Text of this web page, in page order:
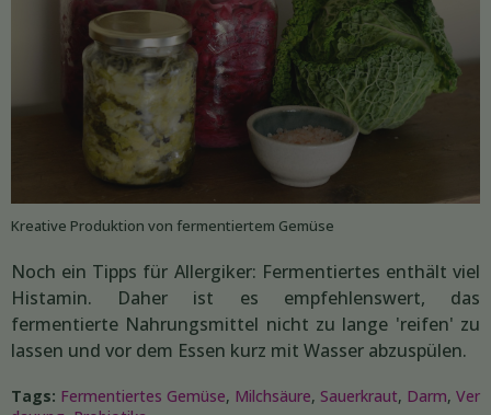
Kreative Produktion von fermentiertem Gemüse
Noch ein Tipps für Allergiker: Fermentiertes enthält viel
Histamin. Daher ist es empfehlenswert, das
fermentierte Nahrungsmittel nicht zu lange 'reifen' zu
lassen und vor dem Essen kurz mit Wasser abzuspülen.
Tags: Fermentiertes Gemüse, Milchsäure, Sauerkraut, Darm, Ver